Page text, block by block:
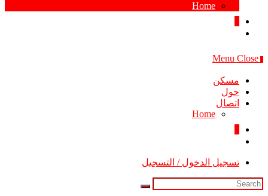
Home
Menu Close
مسكن
حول
اتصال
Home
تسجيل الدخول / التسجيل